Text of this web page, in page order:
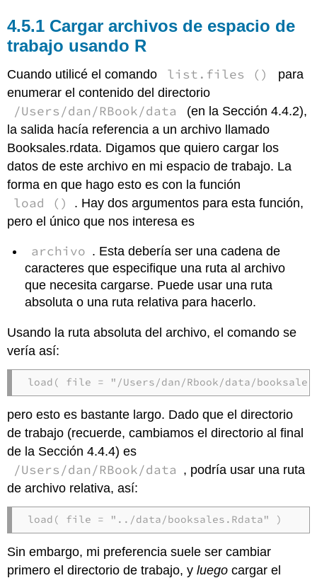
Cargar archivos de espacio de
trabajo usando R
Cuando utilicé el comando list.files ()
para
enumerar el contenido del directorio
/Users/dan/RBook/data
(en la Sección 4.4.2),
la salida hacía referencia a un archivo llamado
Booksales.rdata. Digamos que quiero cargar los
datos de este archivo en mi espacio de trabajo. La
forma en que hago esto es con la función
load ()
. Hay dos argumentos para esta función,
pero el único que nos interesa es
archivo . Esta debería ser una cadena de
caracteres que especifique una ruta al archivo
que necesita cargarse. Puede usar una ruta
absoluta o una ruta relativa para hacerlo.
Usando la ruta absoluta del archivo, el comando se
vería así:
load( file = "/Users/dan/Rbook/data/
pero esto es bastante largo. Dado que el directorio
de trabajo (recuerde, cambiamos el directorio al final
de la Sección 4.4.4) es
/Users/dan/RBook/data , podría usar una ruta
de archivo relativa, así:
load( file = "../data/booksales.Rdata" )
Sin embargo, mi preferencia suele ser cambiar
primero el directorio de trabajo, yluego cargar el